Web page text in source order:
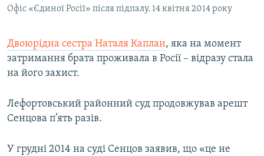
Офіс «Єдиної Росії» після підпалу. 14 квітня 2014 року
Двоюрідна сестра Наталя Каплан, яка на момент
затримання брата проживала в Росії – відразу стала
на його захист.
Лефортовський районний суд продовжував арешт
Сенцова п’ять разів.
У грудні 2014 на суді Сенцов заявив, що «це не